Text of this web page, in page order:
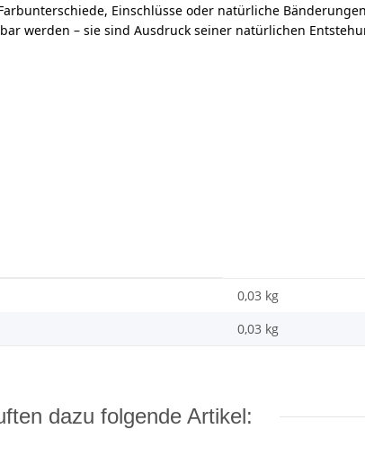
Einschlüsse oder natürliche
werden – sie sind Ausdruck seiner natürlichen
0,03 kg
0,03 kg
dazu folgende Artikel: